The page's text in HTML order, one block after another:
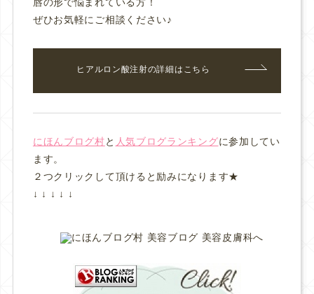
ぜひお気軽にご相談ください♪
ヒアルロン酸注射の詳細はこちら
にほんブログ村と 人気ブログランキングに参加してい
ます。
２つクリックして頂けると励みになります★
↓ ↓ ↓ ↓ ↓